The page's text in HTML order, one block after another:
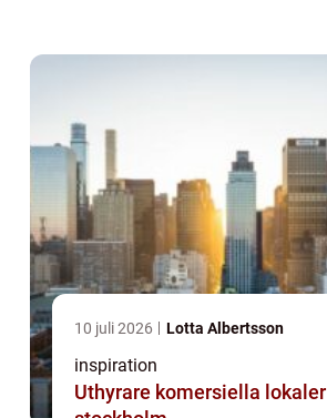
10 juli 2026 Lotta Albertsson
inspiration
Uthyrare komersiella lokaler